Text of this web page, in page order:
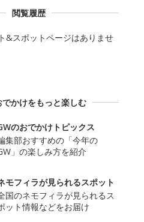
閲覧履歴
&スポットページはありませ
でかけをもっと楽しむ
のおでかけトピックス
集部おすすめの「今年の
」の楽しみ方を紹介
モフィラが見られるスポット
国のネモフィラが見られるス
ット情報などをお届け